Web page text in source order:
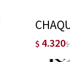
$ 4.320$